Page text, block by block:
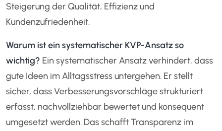
Steigerung der Qualität, Effizienz und
Kundenzufriedenheit.
Warum ist ein systematischer KVP-Ansatz so
wichtig? Ein systematischer Ansatz verhindert, dass
gute Ideen im Alltagsstress untergehen. Er stellt
sicher, dass Verbesserungsvorschläge strukturiert
erfasst, nachvollziehbar bewertet und konsequent
umgesetzt werden. Das schafft Transparenz im